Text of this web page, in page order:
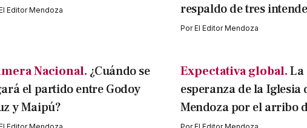
Editor Mendoza
respaldo de tres
PorEl Editor Mendoza
Nacional. ¿Cuándo se
el partido entre Godoy
y Maipú?
Expectativa global.La
esperanza de la Iglesia
Mendoza por el arribo